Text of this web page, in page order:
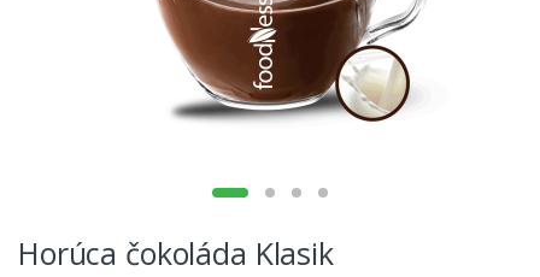
Horúca čokoláda Klasik